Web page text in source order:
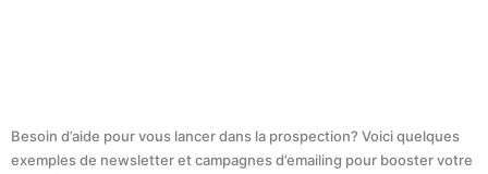
Besoin d’aide pour vous lancer dans la prospection? Voici quelques
exemples de newsletter et campagnes d’emailing pour booster votre